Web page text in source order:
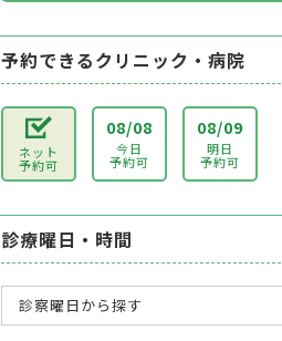
予約できるクリニック・病院
ネット
予約可
08/08
今日
予約可
08/09
明日
予約可
診療曜日・時間
診察曜日から探す